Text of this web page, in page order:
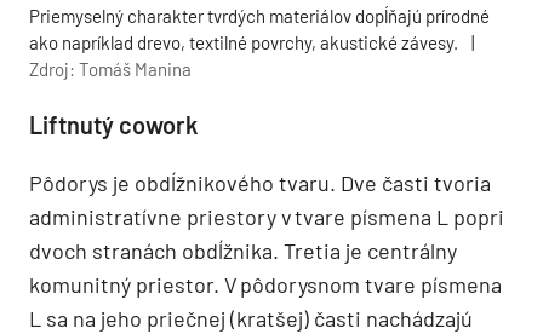
Priemyselný charakter tvrdých materiálov dopĺňajú prírodné
ako napríklad drevo, textilné povrchy, akustické závesy.
Zdroj: Tomáš Manina
Liftnutý cowork
Pôdorys je obdĺžnikového tvaru. Dve časti tvoria
administratívne priestory v tvare písmena L popri
dvoch stranách obdĺžnika. Tretia je centrálny
komunitný priestor. V pôdorysnom tvare písmena
L sa na jeho priečnej (kratšej) časti nachádzajú